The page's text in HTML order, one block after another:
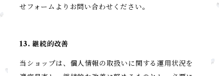
せフォームよりお問い合わせください。
13. 継続的改善
当ショップは、個人情報の取扱いに関する運用状況を